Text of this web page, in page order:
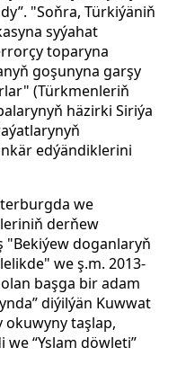
"Soňra, Türkiýäniň
syýahat
toparyna
goşunyna garşy
(Türkmenleriň
häzirki Siriýa
edýändiklerini
we
derňew
"Bekiýew doganlaryň
we ş.m. 2013-
başga bir adam
diýilýän Kuwwat
okuwyny taşlap,
“Yslam döwleti”